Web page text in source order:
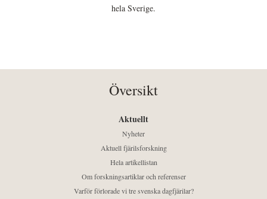
hela Sverige.
Översikt
Aktuellt
Nyheter
Aktuell fjärilsforskning
Hela artikellistan
Om forskningsartiklar och referenser
Varför förlorade vi tre svenska dagfjärilar?